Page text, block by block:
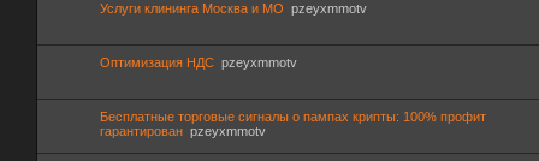
Услуги клининга Москва и МО pzeyxmmotv
Оптимизация НДС pzeyxmmotv
Бесплатные торговые сигналы о пампах крипты: 100% профит
гарантирован pzeyxmmotv